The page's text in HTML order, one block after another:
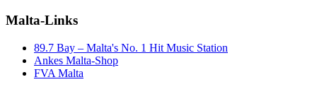
Malta-Links
89.7 Bay – Malta's No. 1 Hit Music Station
Ankes Malta-Shop
FVA Malta